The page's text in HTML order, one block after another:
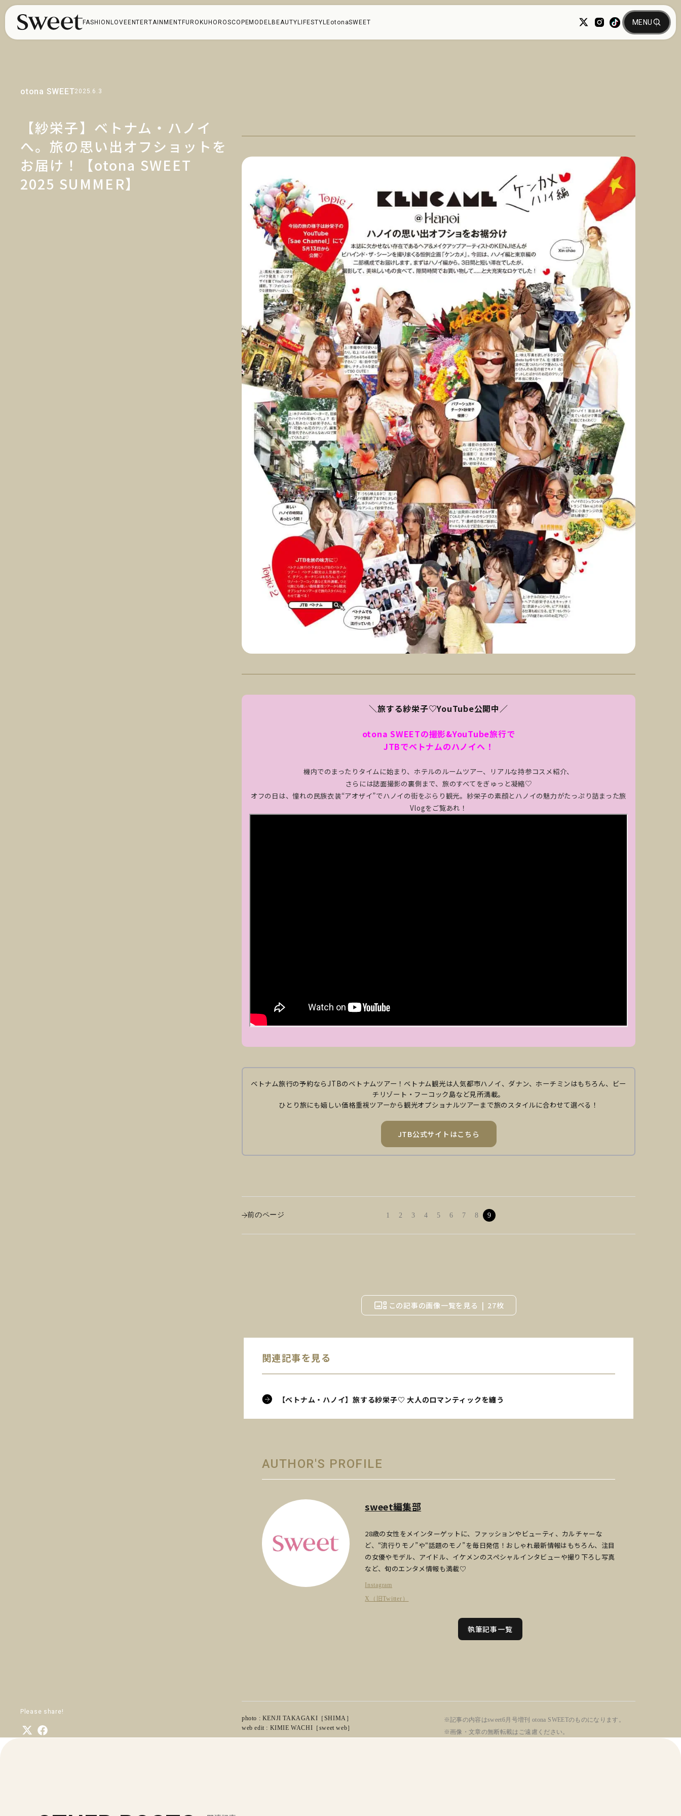
FASHION LOVE ENTERTAINMENT FUROKU HOROSCOPEMODEL BEAUTY LIFESTYLEotonaSWEET
otona SWEET2025.6.3
【紗栄子】ベトナム・ハノイ
へ。旅の思い出オフショットを
お届け！【otona SWEET
2025 SUMMER】
Please share!
＼旅する紗栄子♡YouTube公開中／
otona SWEETの撮影&YouTube旅行で
JTBでベトナムのハノイへ！
機内でのまったりタイムに始まり、ホテルのルームツアー、リアルな持参コスメ紹介、
さらには誌面撮影の裏側まで、旅のすべてをぎゅっと凝縮♡
オフの日は、憧れの民族衣装“アオザイ”でハノイの街をぶらり観光。 紗栄子の素顔とハノイの魅力がたっぷり詰まった旅
Vlogをご覧あれ！
ベトナム旅行の予約ならJTBのベトナムツアー！ ベトナム観光は人気都市ハノイ、ダナン、ホーチミンはもちろん、ビー
チリゾート・フーコック島など見所満載。
ひとり旅にも嬉しい価格重視ツアーから観光オプショナルツアーまで旅のスタイルに合わせて選べる！
JTB公式サイトはこちら
前のページ 1 2 3 4 5 6 7 8 9
この記事の画像一覧を見る 27枚
関連記事を見る
【ベトナム・ハノイ】旅する紗栄子♡ 大人のロマンティックを纏う
AUTHOR'S PROFILE
sweet編集部
28歳の女性をメインターゲットに、ファッションやビューティ、カルチャーな
ど、“流行りモノ”や“話題のモノ”を毎日発信！おしゃれ最新情報はもちろん、注目
の女優やモデル、アイドル、イケメンのスペシャルインタビューや撮り下ろし写真
など、旬のエンタメ情報も満載♡
Instagram
X（旧Twitter）
執筆記事一覧
photo : KENJI TAKAGAKI［SHIMA］
web edit : KIMIE WACHI［sweet web］
※記事の内容はsweet6月号増刊 otona SWEETのものになります。
※画像・文章の無断転載はご遠慮ください。